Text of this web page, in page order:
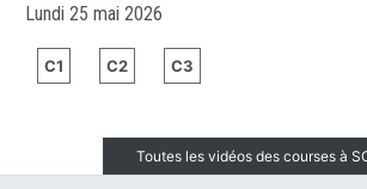
Lundi 25 mai 2026
C1 C2 C3
Toutes les vidéos des courses à